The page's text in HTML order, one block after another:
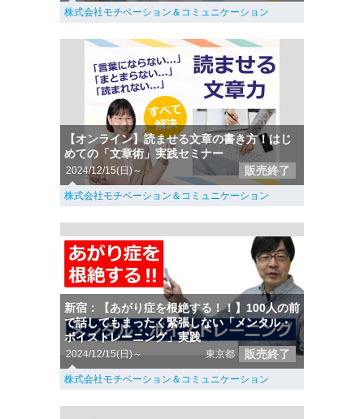
株式会社モチベーション＆コミュニケーション
【オンライン】読ませる文章の書き方！はじ
めての「文章術」実践セミナー
2024/12/15(日)～ 販売終了
株式会社モチベーション＆コミュニケーション
新宿：【あがり症を根絶する！！】100人の前
で話してもまったく緊張しない「メンタル・
ボイストレーニング」実践
2024/12/15(日)～ 東京都 販売終了
株式会社モチベーション＆コミュニケーション